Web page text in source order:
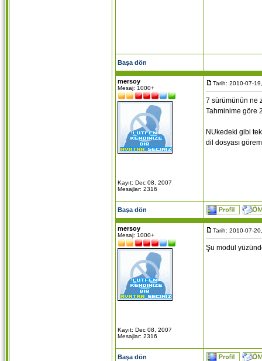
Başa dön
mersoy
Mesaj: 1000+
Kayıt: Dec 08, 2007
Mesajlar: 2316
Tarih: 2010-07-
7 sürümünün ne
Tahminime göre
NUkedeki gibi
dil dosyası
Başa dön
mersoy
Mesaj: 1000+
Kayıt: Dec 08, 2007
Mesajlar: 2316
Tarih: 2010-07-
Şu modül
Başa dön